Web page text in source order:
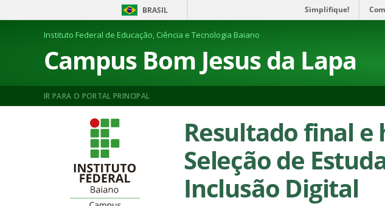
BRASIL Simplifique!
Instituto Federal de Educação, Ciência e Tecnologia Baiano
Campus Bom Jesus da Lapa
IR PARA O PORTAL PRINCIPAL
Resultado final e
Seleção de
Inclusão Digital